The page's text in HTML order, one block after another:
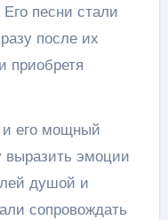
песни стали
после их
приобретя
и его мощный
выразить эмоции
душой и
сопровождать